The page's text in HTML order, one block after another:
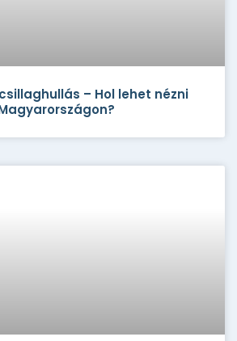
– Hol lehet nézni